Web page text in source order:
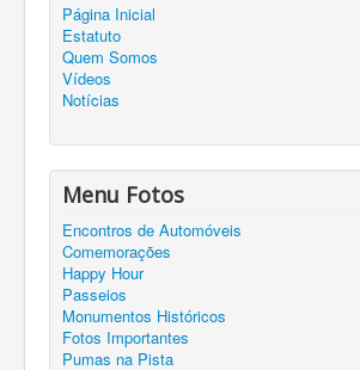
Página Inicial
Estatuto
Quem Somos
Vídeos
Notícias
Menu Fotos
Encontros de Automóveis
Comemorações
Happy Hour
Passeios
Monumentos Históricos
Fotos Importantes
Pumas na Pista